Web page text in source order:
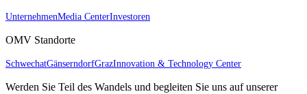
UnternehmenMedia CenterInvestoren
OMV Standorte
SchwechatGänserndorfGrazInnovation & Technology Center
Werden Sie Teil des Wandels und begleiten Sie uns auf unserer